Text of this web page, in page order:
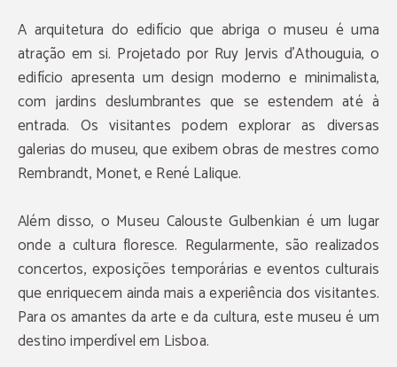
A arquitetura do edifício que abriga o museu é uma
atração em si. Projetado por Ruy Jervis d'Athouguia, o
edifício apresenta um design moderno e minimalista,
com jardins deslumbrantes que se estendem até à
entrada. Os visitantes podem explorar as diversas
galerias do museu, que exibem obras de mestres como
Rembrandt, Monet, e René Lalique.
Além disso, o Museu Calouste Gulbenkian é um lugar
onde a cultura floresce. Regularmente, são realizados
concertos, exposições temporárias e eventos culturais
que enriquecem ainda mais a experiência dos visitantes.
Para os amantes da arte e da cultura, este museu é um
destino imperdível em Lisboa.